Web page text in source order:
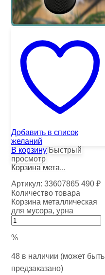
Добавить в список
желаний
В корзину Быстрый
просмотр
Корзина мета...
Артикул: 33607865 490 ₽
Количество товара
Корзина металлическая
для мусора, урна
%
48 в наличии (может быть
предзаказано)